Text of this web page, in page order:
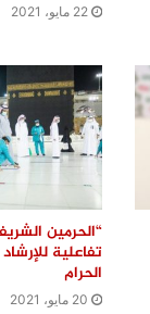
22 مايو، 2021
“الحرمين
تفاعلية
الحرام
20 مايو، 2021